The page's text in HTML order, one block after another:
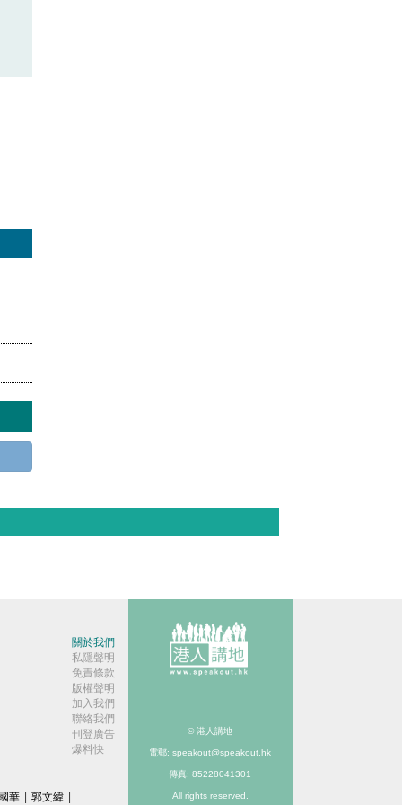
關於我們
私隱聲明
免責條款
版權聲明
加入我們
聯絡我們
刊登廣告
爆料快
華 郭文緯
© 港人講地
電郵: speakout@speakout.hk
傳真: 85228041301
All rights reserved.